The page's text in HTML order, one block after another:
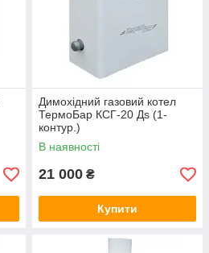
Димохідний газовий котел
ТермоБар КСГ-20 Дѕ (1-
контур.)
В наявності
21 000 ₴
Купити